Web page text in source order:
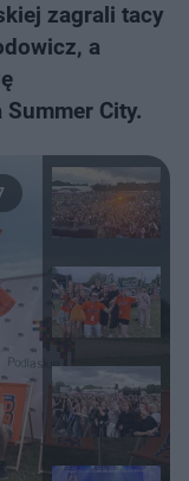
zagrali tacy
a
City.